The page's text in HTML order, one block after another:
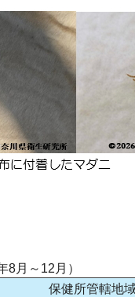
8月～12月）
保健所管轄地